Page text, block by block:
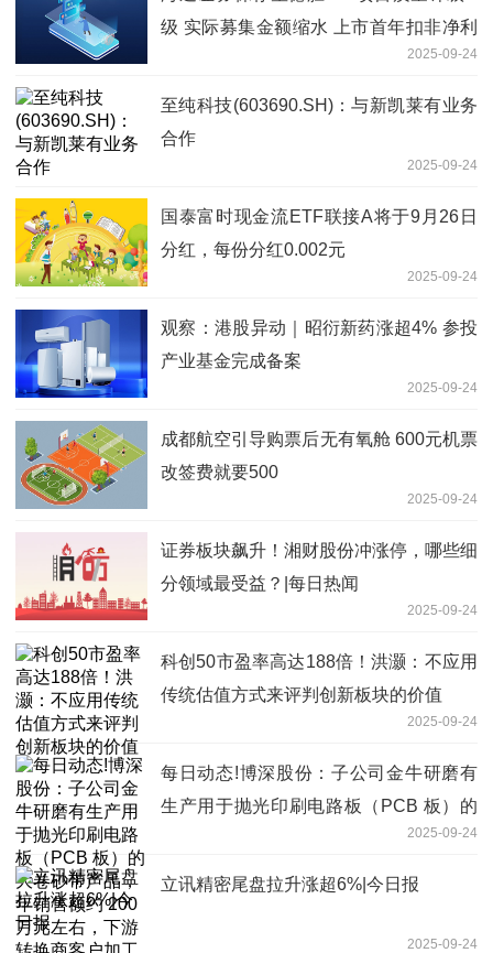
级 实际募集金额缩水 上市首年扣非净利
2025-09-24
至纯科技(603690.SH)：与新凯莱有业务
合作
2025-09-24
国泰富时现金流ETF联接A将于9月26日
分红，每份分红0.002元
2025-09-24
观察：港股异动｜昭衍新药涨超4% 参投
产业基金完成备案
2025-09-24
成都航空引导购票后无有氧舱 600元机票
改签费就要500
2025-09-24
证券板块飙升！湘财股份冲涨停，哪些细
分领域最受益？|每日热闻
2025-09-24
科创50市盈率高达188倍！洪灏：不应用
传统估值方式来评判创新板块的价值
2025-09-24
每日动态!博深股份：子公司金牛研磨有
生产用于抛光印刷电路板（PCB 板）的
大卷砂带产品，年销售额约 200 万元左
右，下游转换商客户加工成成品后销售用
2025-09-24
立讯精密尾盘拉升涨超6%|今日报
2025-09-24